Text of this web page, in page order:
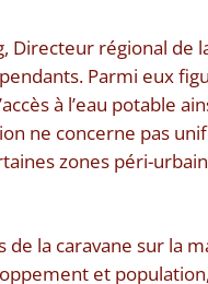
Directeur régional de
Parmi eux
à l’eau potable
ne concerne pas
zones péri-
de la caravane sur la
et